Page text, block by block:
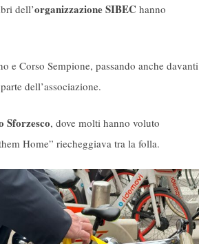
dell’organizzazione SIBEC hanno
e Corso Sempione, passando anche davanti
dell’associazione.
Sforzesco, dove molti hanno voluto
Home” riecheggiava tra la folla.